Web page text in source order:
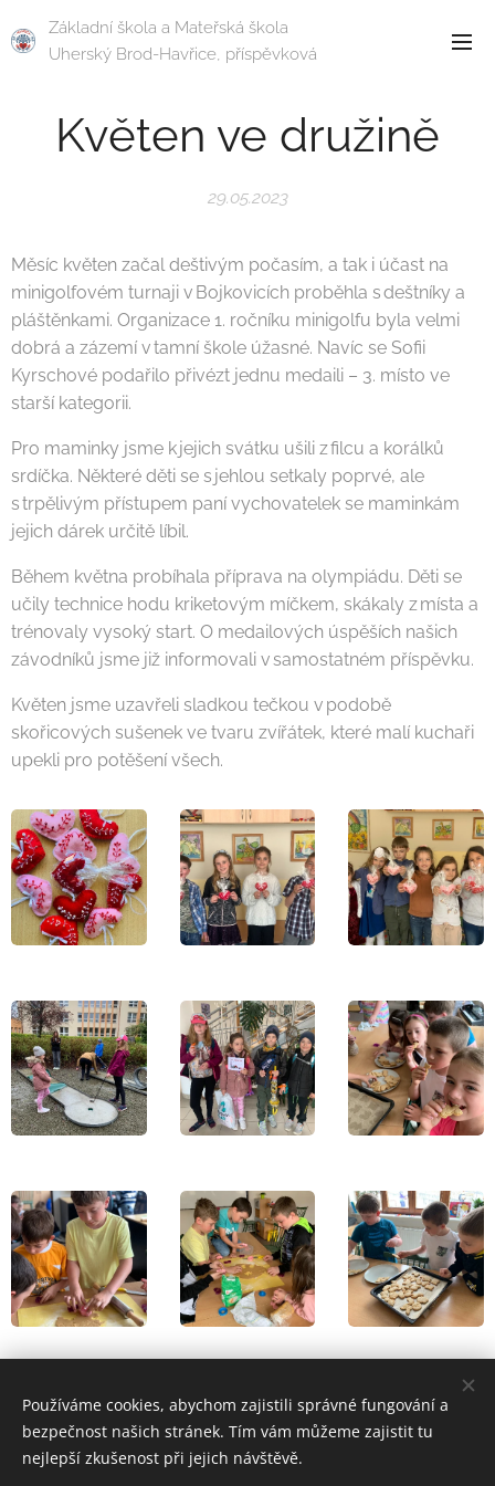
Základní škola a Mateřská škola
Uherský Brod-Havřice, příspěvková
Květen ve družině
29.05.2023
Měsíc květen začal deštivým počasím, a tak i účast na
minigolfovém turnaji v Bojkovicích proběhla s deštníky a
pláštěnkami. Organizace 1. ročníku minigolfu byla velmi
dobrá a zázemí v tamní škole úžasné. Navíc se Sofii
Kyrschové podařilo přivézt jednu medaili – 3. místo ve
starší kategorii.
Pro maminky jsme k jejich svátku ušili z filcu a korálků
srdíčka. Některé děti se s jehlou setkaly poprvé, ale
s trpělivým přístupem paní vychovatelek se maminkám
jejich dárek určitě líbil.
Během května probíhala příprava na olympiádu. Děti se
učily technice hodu kriketovým míčkem, skákaly z místa a
trénovaly vysoký start. O medailových úspěších našich
závodníků jsme již informovali v samostatném příspěvku.
Květen jsme uzavřeli sladkou tečkou v podobě
skořicových sušenek ve tvaru zvířátek, které malí kuchaři
upekli pro potěšení všech.
Share
Používáme cookies, abychom zajistili správné fungování a
bezpečnost našich stránek. Tím vám můžeme zajistit tu
nejlepší zkušenost při jejich návštěvě.